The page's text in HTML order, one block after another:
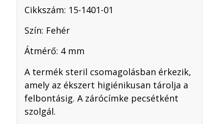
Cikkszám: 15-1401-01
Szín: Fehér
Átmérő: 4 mm
A termék steril csomagolásban érkezik,
amely az ékszert higiénikusan tárolja a
felbontásig. A zárócímke pecsétként
szolgál.